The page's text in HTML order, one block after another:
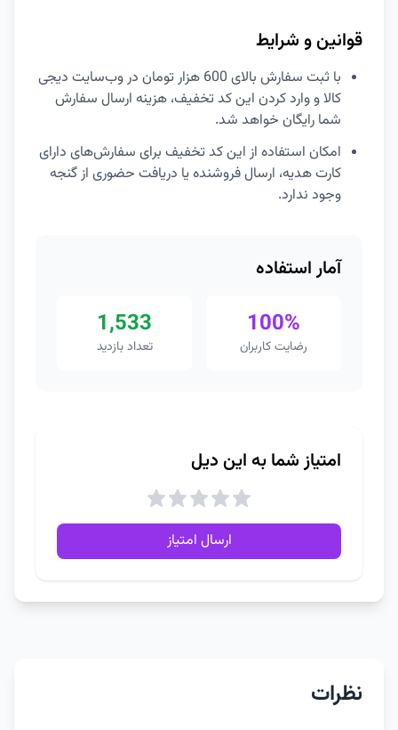
قوانین و شرایط
با ثبت سفارش بالای 600 هزار تومان در وب‌سایت دیجی
کالا و وارد کردن این کد تخفیف، هزینه ارسال سفارش
شما رایگان خواهد شد.
امکان استفاده از این کد تخفیف برای سفارش‌های دارای
کارت هدیه، ارسال فروشنده یا دریافت حضوری از گنجه
وجود ندارد.
آمار استفاده
100%
رضایت کاربران
1,533
تعداد بازدید
امتیاز شما به این دیل
ارسال امتیاز
نظرات